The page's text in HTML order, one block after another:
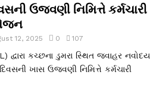
ઉજવણી નિમિત્તે કર્મચારી
12, 2025 0 107
દ્વારા કચ્છના ડુમરા સ્થિત જવાહર નવોદય
ખાસ ઉજવણી નિમિત્તે કર્મચારી